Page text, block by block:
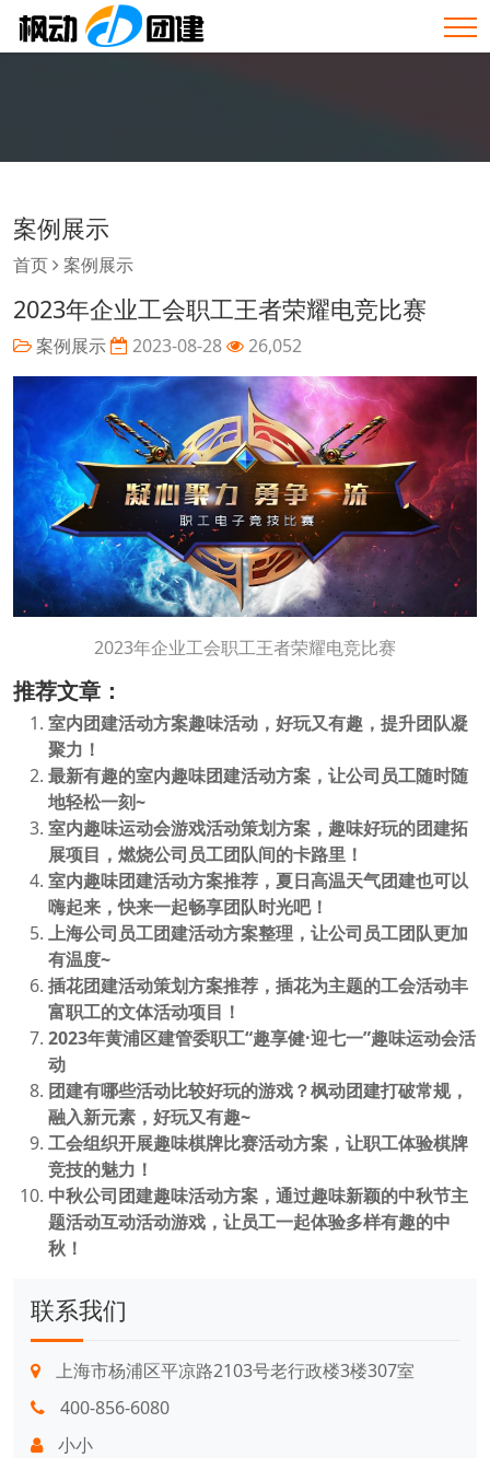
案例展示
首页 案例展示
2023年企业工会职工王者荣耀电竞比赛
案例展示 2023-08-28 26,052
2023年企业工会职工王者荣耀电竞比赛
推荐文章：
室内团建活动方案趣味活动，好玩又有趣，提升团队凝
聚力！
最新有趣的室内趣味团建活动方案，让公司员工随时随
地轻松一刻~
室内趣味运动会游戏活动策划方案，趣味好玩的团建拓
展项目，燃烧公司员工团队间的卡路里！
室内趣味团建活动方案推荐，夏日高温天气团建也可以
嗨起来，快来一起畅享团队时光吧！
上海公司员工团建活动方案整理，让公司员工团队更加
有温度~
插花团建活动策划方案推荐，插花为主题的工会活动丰
富职工的文体活动项目！
2023年黄浦区建管委职工“趣享健·迎七一”趣味运动会活
动
团建有哪些活动比较好玩的游戏？枫动团建打破常规，
融入新元素，好玩又有趣~
工会组织开展趣味棋牌比赛活动方案，让职工体验棋牌
竞技的魅力！
中秋公司团建趣味活动方案，通过趣味新颖的中秋节主
题活动互动活动游戏，让员工一起体验多样有趣的中
秋！
联系我们
上海市杨浦区平凉路2103号老行政楼3楼307室
400-856-6080
小小